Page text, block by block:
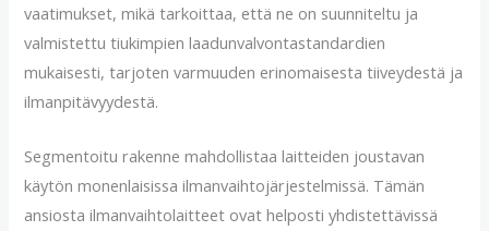
vaatimukset, mikä tarkoittaa, että ne on suunniteltu ja
valmistettu tiukimpien laadunvalvontastandardien
mukaisesti, tarjoten varmuuden erinomaisesta tiiveydestä ja
ilmanpitävyydestä.
Segmentoitu rakenne mahdollistaa laitteiden joustavan
käytön monenlaisissa ilmanvaihtojärjestelmissä. Tämän
ansiosta ilmanvaihtolaitteet ovat helposti yhdistettävissä